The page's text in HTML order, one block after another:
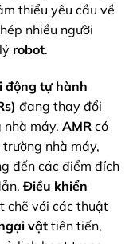
thiểu yêu cầu về
nhiều người
robot.
động tự hành
đang thay đổi
máy. AMR có
nhà máy,
đến các điểm đích
Điều khiển
chẽ với các thuật
vậttiên tiến,